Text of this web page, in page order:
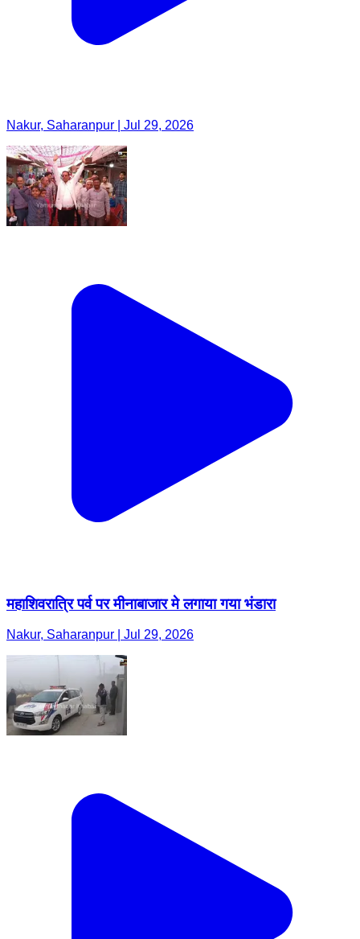
Nakur, Saharanpur | Jul 29, 2026
महाशिवरात्रि पर्व पर मीनाबाजार मे लगाया गया भंडारा
Nakur, Saharanpur | Jul 29, 2026